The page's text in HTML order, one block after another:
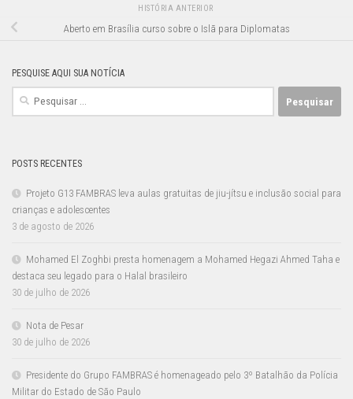
HISTÓRIA ANTERIOR
Aberto em Brasília curso sobre o Islã para Diplomatas
PESQUISE AQUI SUA NOTÍCIA
Pesquisar
POSTS RECENTES
Projeto G13 FAMBRAS leva aulas gratuitas de jiu-jítsu e inclusão social para
crianças e adolescentes
3 de agosto de 2026
Mohamed El Zoghbi presta homenagem a Mohamed Hegazi Ahmed Taha e
destaca seu legado para o Halal brasileiro
30 de julho de 2026
Nota de Pesar
30 de julho de 2026
Presidente do Grupo FAMBRAS é homenageado pelo 3º Batalhão da Polícia
Militar do Estado de São Paulo